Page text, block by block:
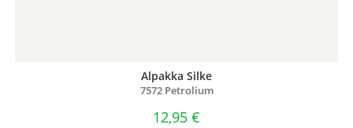
Alpakka Silke
7572 Petrolium
12,95 €